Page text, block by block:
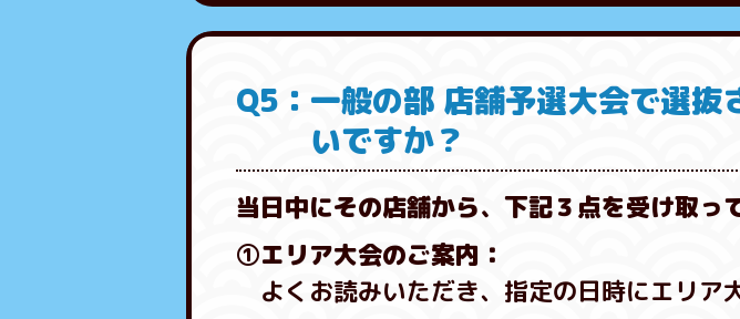
Q5：一般の部 店舗予選大会で選
いですか？
当日中にその店舗から、下記３点を受け取っ
①エリア大会のご案内：
よくお読みいただき、指定の日時にエリア